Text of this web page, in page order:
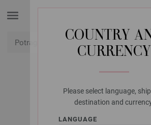
COUNTRY
CURRENCY
Please select language,
destination and
LANGUAGE
UNION KNOPF
UNION